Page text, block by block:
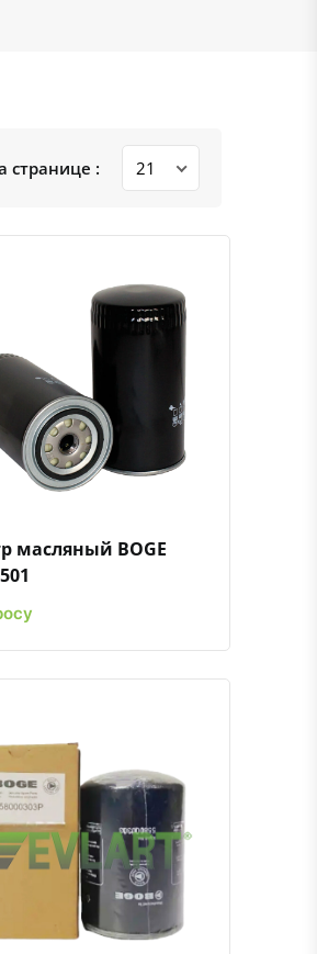
странице :
Быстрый просмотрДобавить к сравнениюДобавить в избранное
масляный BOGE
Быстрый просмотрДобавить к сравнениюДобавить в избранное